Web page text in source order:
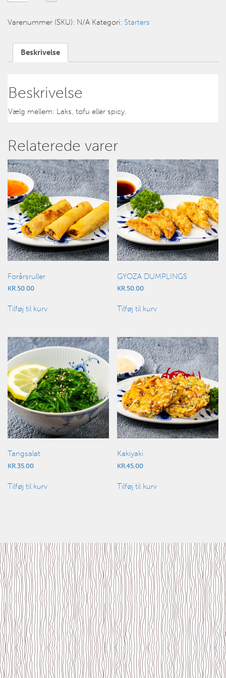
Varenummer (SKU): N/A Kategori: Starters
Beskrivelse
Beskrivelse
Vælg mellem: Laks, tofu eller spicy.
Relaterede varer
Forårsruller
KR.50.00
Tilføj til kurv
GYOZA DUMPLINGS
KR.50.00
Tilføj til kurv
Tangsalat
KR. 35.00
Tilføj til kurv
Kakiyaki
KR.45.00
Tilføj til kurv